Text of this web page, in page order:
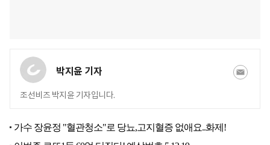
박지윤 기자
조선비즈 박지윤 기자입니다.